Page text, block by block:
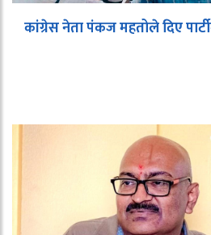
कांग्रेस नेता पंकज महतोले दिए